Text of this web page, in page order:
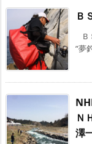
Ｂ
”夢
Ｎ
澤